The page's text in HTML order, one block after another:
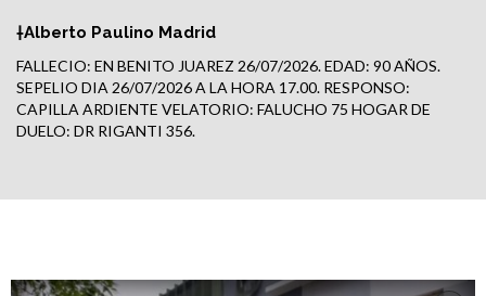
†Alberto Paulino Madrid
FALLECIO: EN BENITO JUAREZ 26/07/2026. EDAD: 90 AÑOS.
SEPELIO DIA 26/07/2026 A LA HORA 17.00. RESPONSO:
CAPILLA ARDIENTE VELATORIO: FALUCHO 75 HOGAR DE
DUELO: DR RIGANTI 356.